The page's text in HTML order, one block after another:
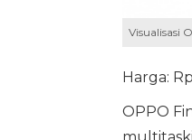
Visualisasi
Harga:
OPPO